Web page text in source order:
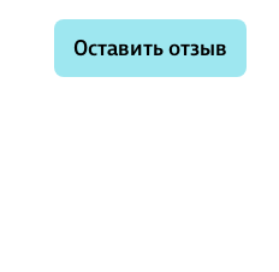
Оставить отзыв